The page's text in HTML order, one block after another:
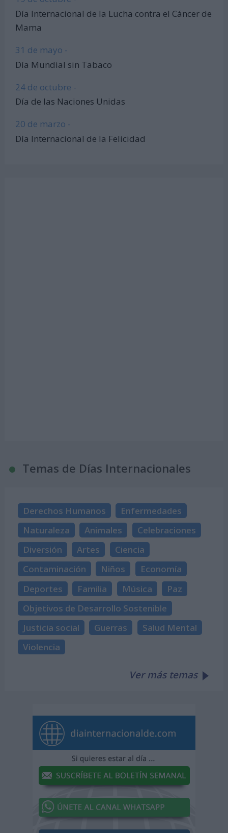
Día Internacional de la Lucha contra el Cáncer de
Mama
31 de mayo -
Día Mundial sin Tabaco
24 de octubre -
Día de las Naciones Unidas
20 de marzo -
Día Internacional de la Felicidad
Temas de Días Internacionales
Derechos Humanos
Enfermedades
Naturaleza
Animales
Celebraciones
Diversión
Artes
Ciencia
Contaminación
Niños
Economía
Deportes
Familia Música
Paz
Objetivos de Desarrollo Sostenible
Justicia social
Guerras
Salud Mental
Violencia
Ver más temas